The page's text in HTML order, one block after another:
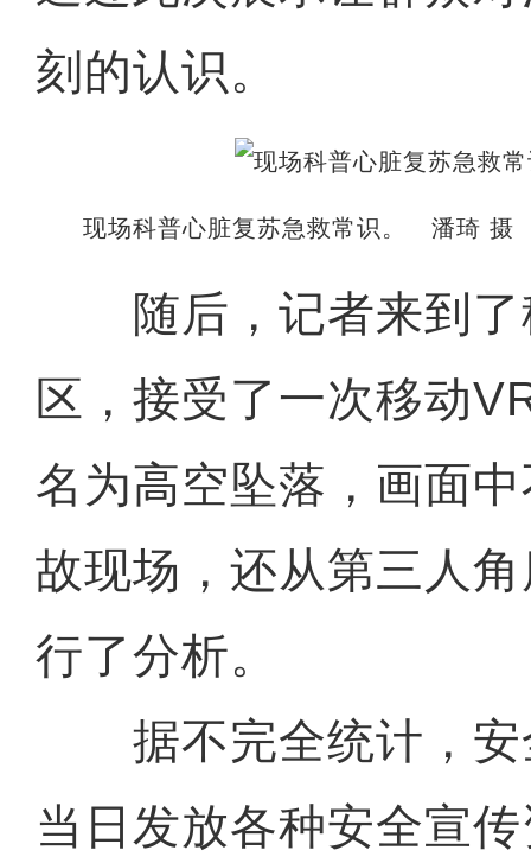
刻的认识。
现场科普心脏复苏急救常识。 潘琦 摄
随后，记者来到了
区，接受了一次移动
名为高空坠落，画面
故现场，还从第三人
行了分析。
据不完全统计，安
当日发放各种安全宣